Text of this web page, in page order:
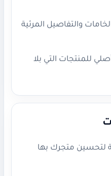
والتفاصيل المرئية
للمنتجات التي بلا
لتحسين متجرك بها